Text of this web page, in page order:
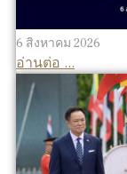
6 สิงหาคม 2026
อ่านต่อ ...